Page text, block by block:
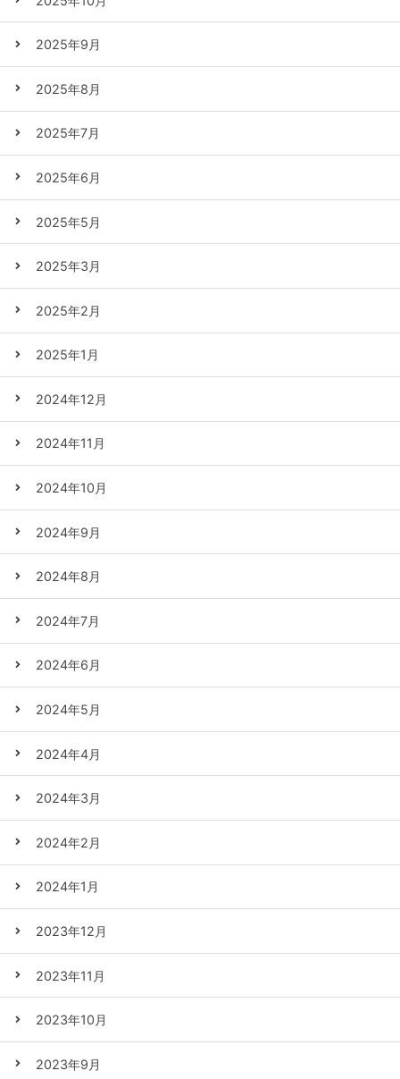
2025年9月
2025年8月
2025年7月
2025年6月
2025年5月
2025年3月
2025年2月
2025年1月
2024年12月
2024年11月
2024年10月
2024年9月
2024年8月
2024年7月
2024年6月
2024年5月
2024年4月
2024年3月
2024年2月
2024年1月
2023年12月
2023年11月
2023年10月
2023年9月